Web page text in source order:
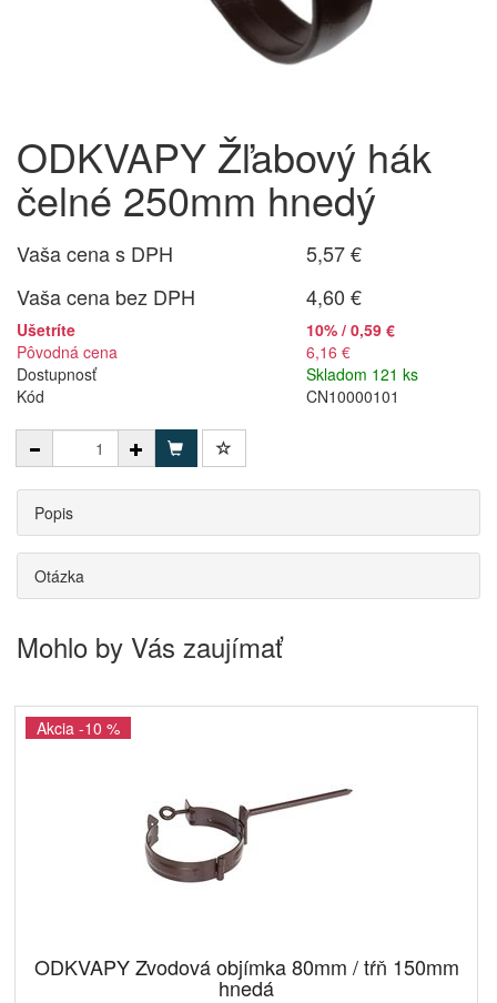
ODKVAPY Žľabový hák
čelné 250mm hnedý
Vaša cena s DPH
5,57 €
Vaša cena bez DPH
4,60 €
Ušetríte
10% / 0,59 €
Pôvodná cena
6,16 €
Dostupnosť
Skladom 121 ks
Kód
CN10000101
Popis
Otázka
Mohlo by Vás zaujímať
Akcia -10 %
ODKVAPY Zvodová objímka 80mm / tŕň 150mm
hnedá